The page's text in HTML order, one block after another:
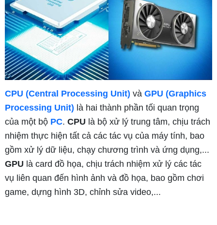
CPU (Central Processing Unit) và GPU (Graphics
Processing Unit) là hai thành phần tối quan trọng
của một bộ PC. CPU là bộ xử lý trung tâm, chịu trách
nhiệm thực hiện tất cả các tác vụ của máy tính, bao
gồm xử lý dữ liệu, chạy chương trình và ứng dụng,...
GPU là card đồ họa, chịu trách nhiệm xử lý các tác
vụ liên quan đến hình ảnh và đồ họa, bao gồm chơi
game, dựng hình 3D, chỉnh sửa video,...